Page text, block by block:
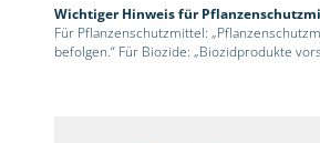
Wichtiger Hinweis für
Für Pflanzenschutzmittel:
befolgen.“ Für Biozide: „Biozidprodukte